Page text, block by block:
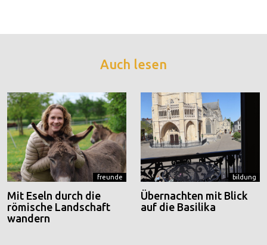
Auch lesen
freunde
Mit Eseln durch die
römische Landschaft
wandern
bildung
Übernachten mit Blick
auf die Basilika